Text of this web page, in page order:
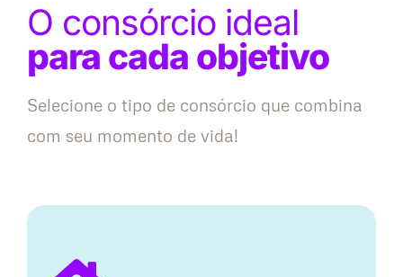
O consórcio ideal
para cada objetivo
Selecione o tipo de consórcio que combina
com seu momento de vida!